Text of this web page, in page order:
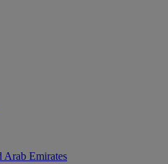
Arab Emirates